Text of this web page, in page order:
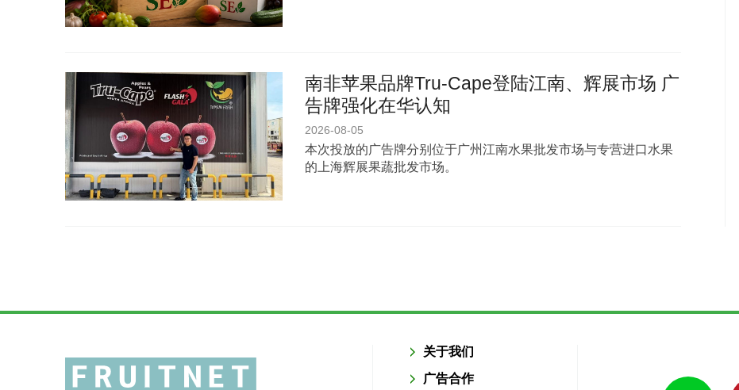
南非苹果品牌Tru-Cape登陆江南、辉展市场 广
告牌强化在华认知
2026-08-05
本次投放的广告牌分别位于广州江南水果批发市场与专营进口水果
的上海辉展果蔬批发市场。
关于我们
广告合作